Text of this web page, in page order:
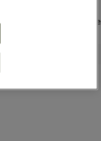
Funkcija pretrage